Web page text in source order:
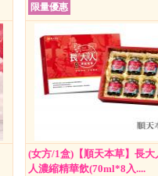
限量優惠
(女方/1盒)【順天本草】長大
人濃縮精華飲(70ml*8入....